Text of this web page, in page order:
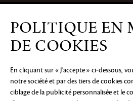
POLITIQUE EN
DE COOKIES
En cliquant sur « J'accepte » ci-dessous,
notre société et par des tiers de cookies
ciblage de la publicité personnalisée et le